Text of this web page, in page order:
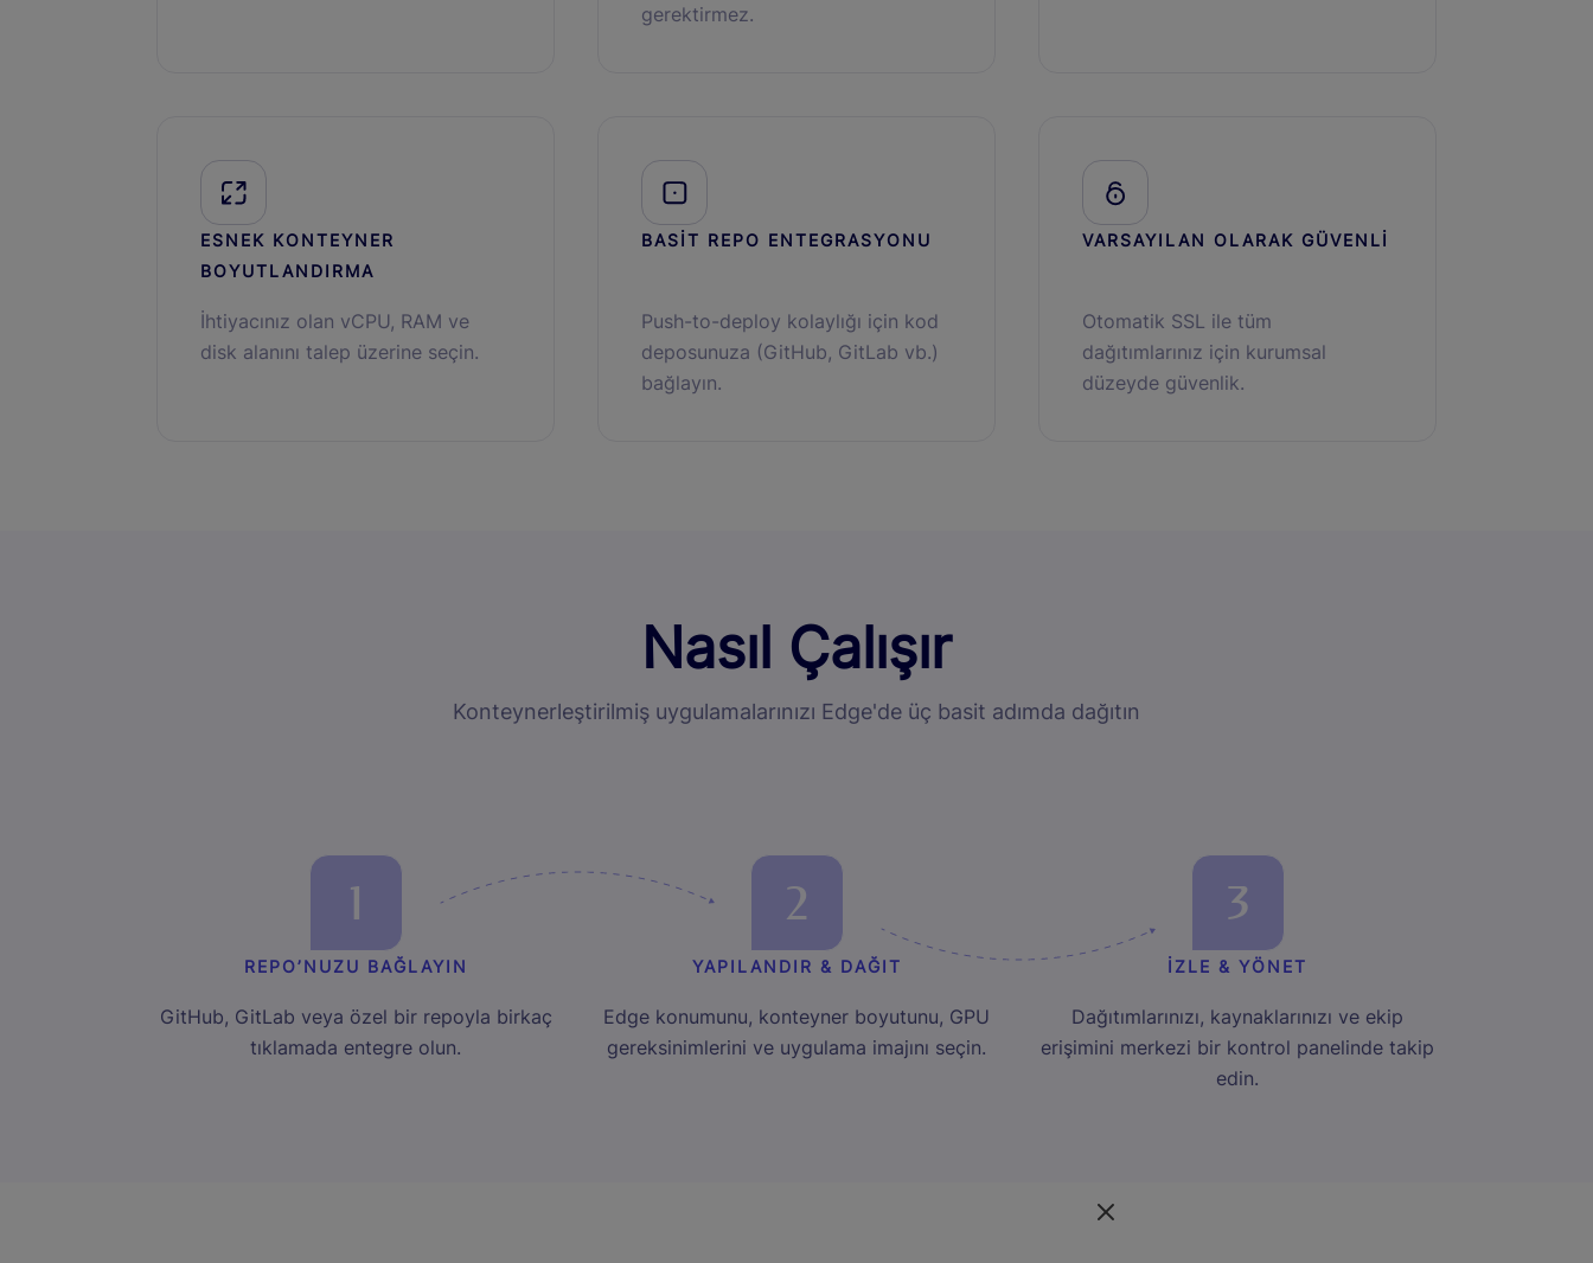
gerektirmez.
ESNEK KONTEYNER
BOYUTLANDIRMA
İhtiyacınız olan vCPU, RAM ve
disk alanını talep üzerine seçin.
BASİT REPO ENTEGRASYONU
Push-to-deploy kolaylığı için kod
deposunuza (GitHub, GitLab vb.)
bağlayın.
VARSAYILAN OLARAK GÜVENLİ
Otomatik SSL ile tüm
dağıtımlarınız için kurumsal
düzeyde güvenlik.
Nasıl Çalışır
Konteynerleştirilmiş uygulamalarınızı Edge'de üç basit adımda dağıtın
1
REPO’NUZU BAĞLAYIN
GitHub, GitLab veya özel bir repoyla birkaç
tıklamada entegre olun.
2
YAPILANDIR & DAĞIT
Edge konumunu, konteyner boyutunu, GPU
gereksinimlerini ve uygulama imajını seçin.
3
İZLE & YÖNET
Dağıtımlarınızı, kaynaklarınızı ve ekip
erişimini merkezi bir kontrol panelinde takip
edin.